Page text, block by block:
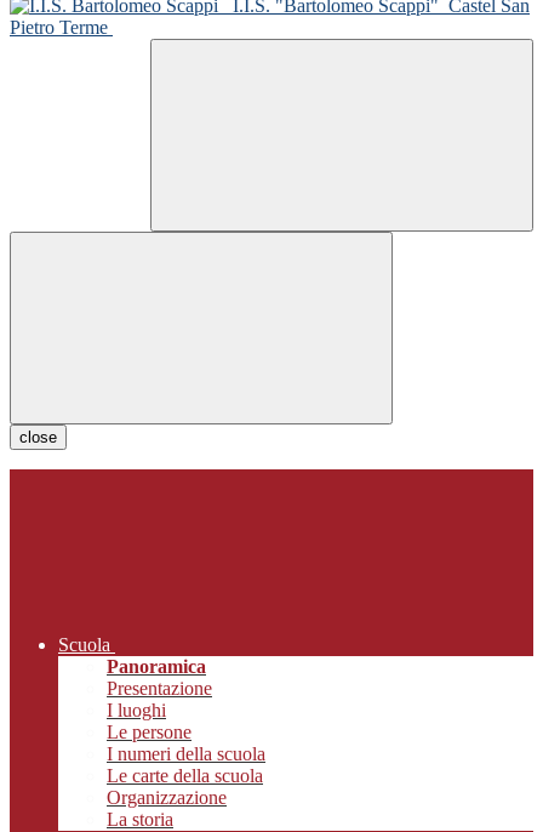
I.I.S. "Bartolomeo Scappi" Castel San
Pietro Terme
close
Scuola
Panoramica
Presentazione
I luoghi
Le persone
I numeri della scuola
Le carte della scuola
Organizzazione
La storia